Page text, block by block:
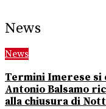
News
News
Termini Imerese si
Antonio Balsamo
alla chiusura di